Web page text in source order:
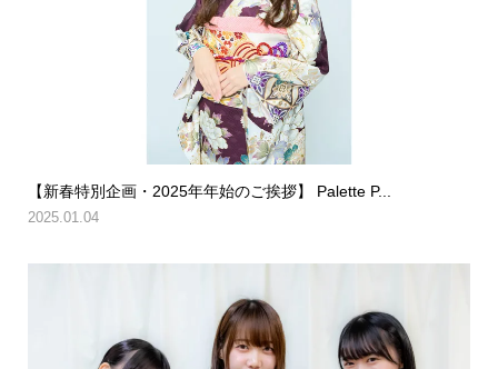
【新春特別企画・2025年年始のご挨拶】 Palette P...
2025.01.04